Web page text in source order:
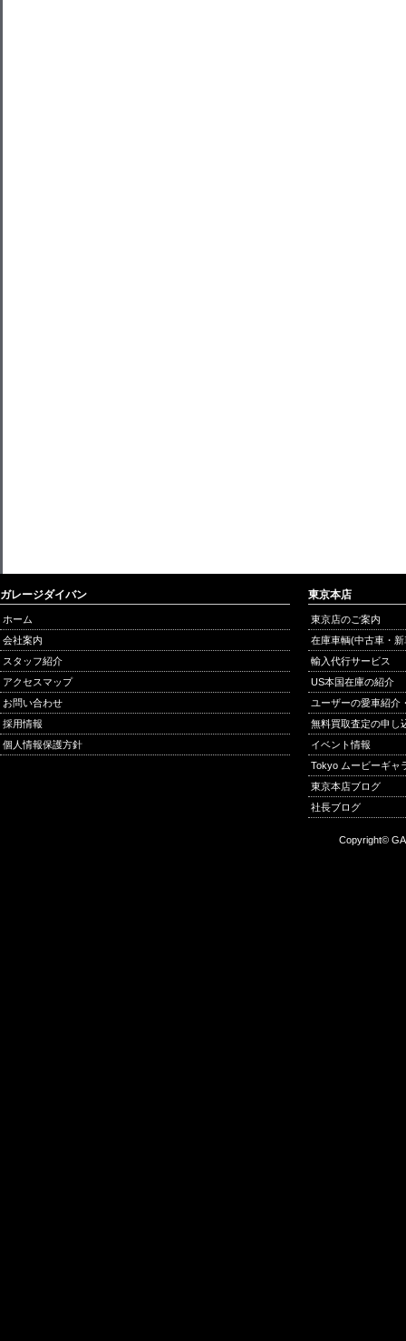
ガレージダイバン
ホーム
会社案内
スタッフ紹介
アクセスマップ
お問い合わせ
採用情報
個人情報保護方針
東京本店
東京店のご案内
在庫車輌(中古車・
輸入代行サービス
US本国在庫の紹介
ユーザーの愛車紹介
無料買取査定の申し
イベント情報
Tokyo ムービーギャ
東京本店ブログ
社長ブログ
Copyright©